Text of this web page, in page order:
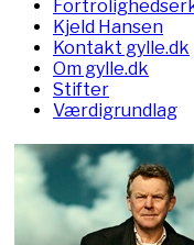
Kjeld Hansen
Kontakt gylle.dk
Om gylle.dk
Stifter
Værdigrundlag